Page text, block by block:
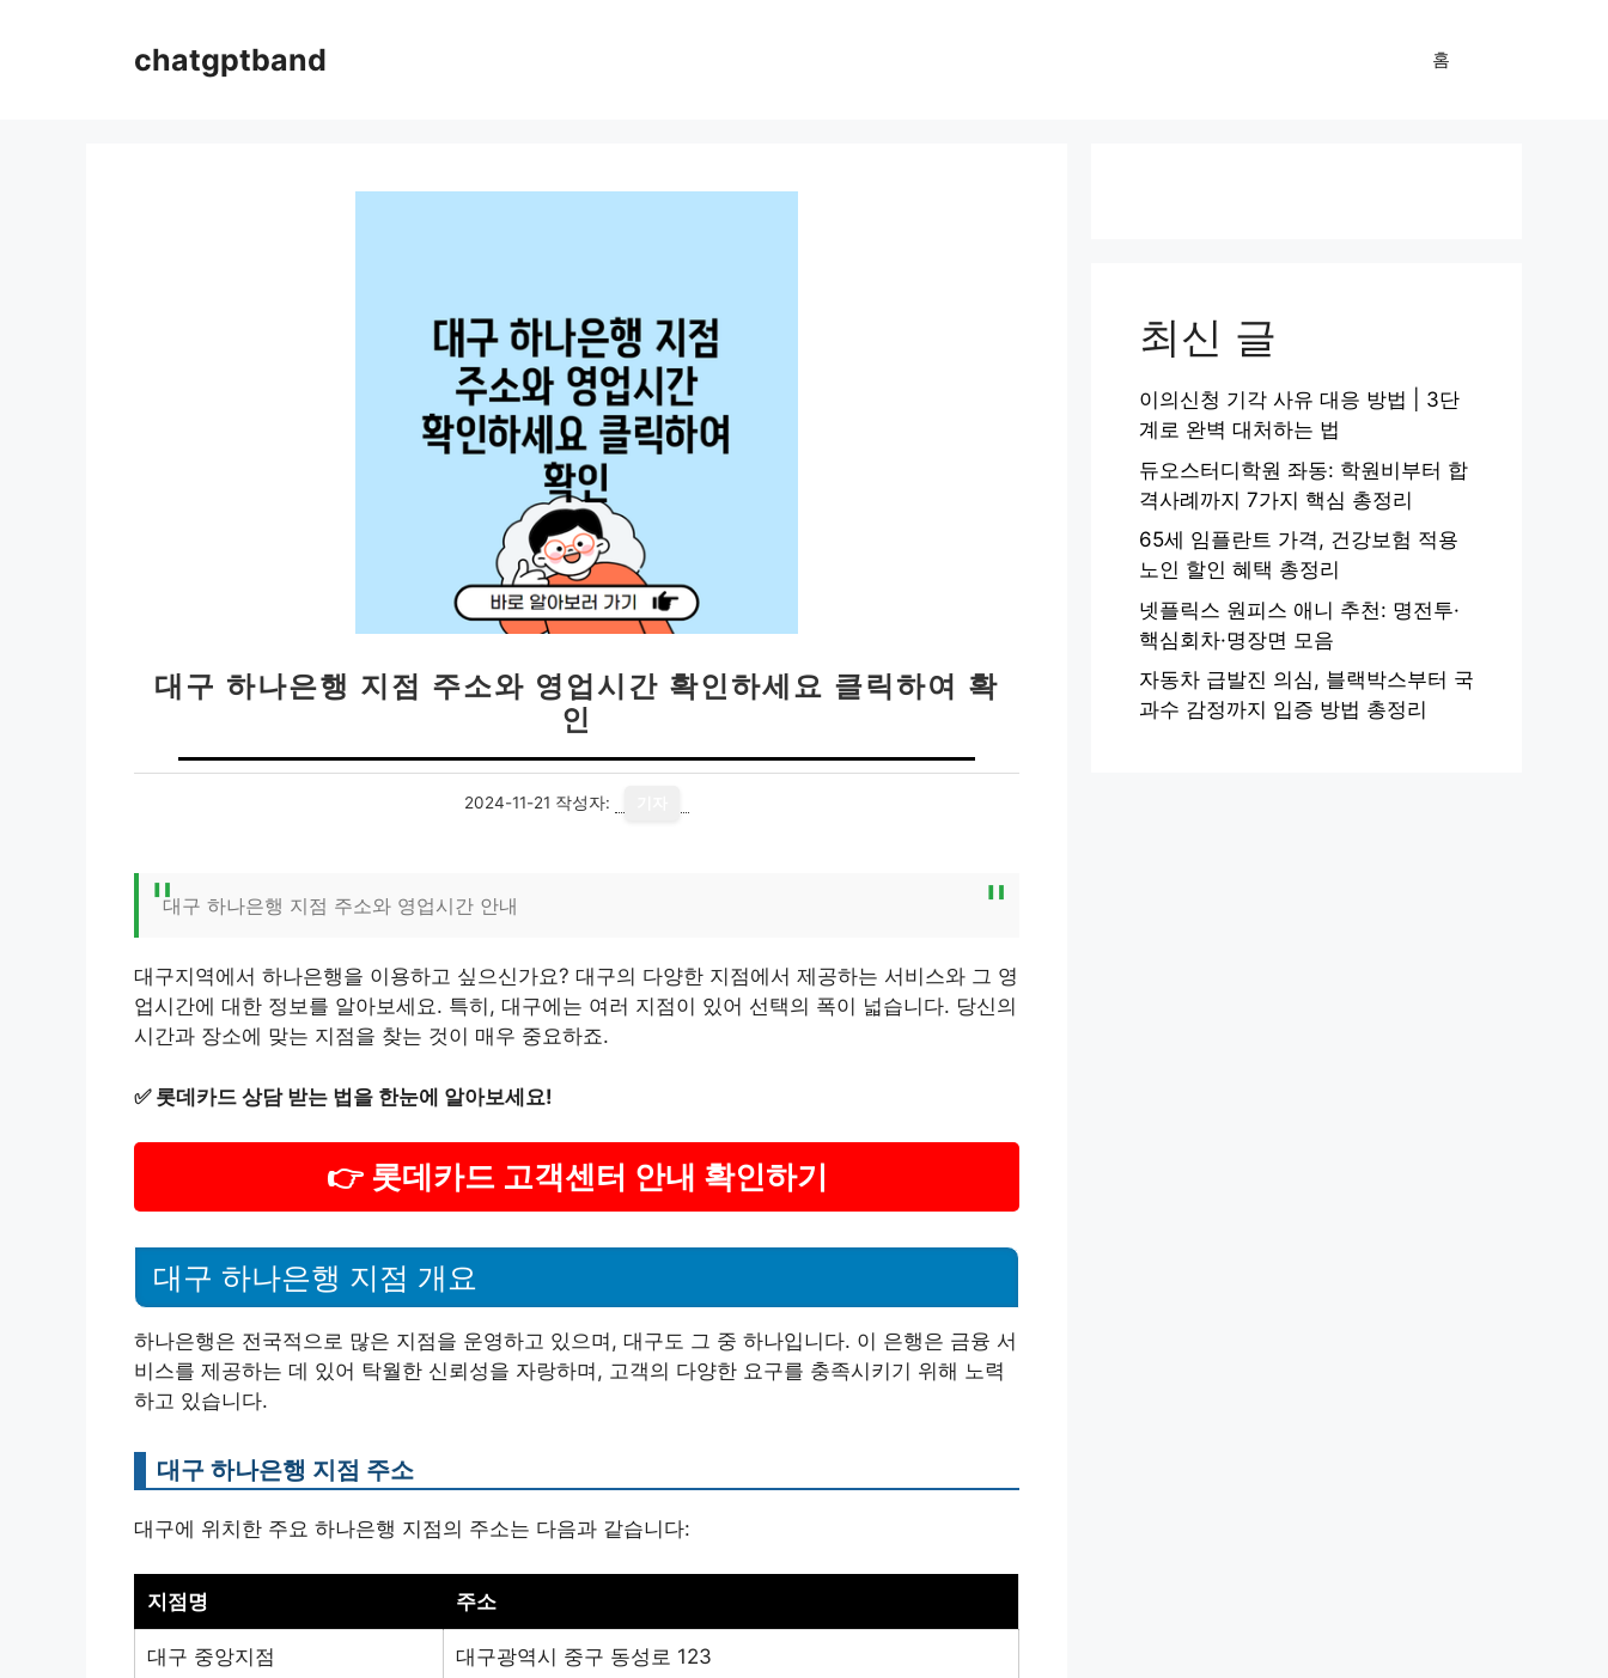
chatgptband 홈
대구 하나은행 지점 주소와 영업시간 확인하세요 클릭하여 확
인
2024-11-21 작성자:
대구 하나은행 지점 주소와 영업시간 안내
대구지역에서 하나은행을 이용하고 싶으신가요? 대구의 다양한 지점에서 제공하는 서비스와 그 영
업시간에 대한 정보를 알아보세요. 특히, 대구에는 여러 지점이 있어 선택의 폭이 넓습니다. 당신의
시간과 장소에 맞는 지점을 찾는 것이 매우 중요하죠.
✅ 롯데카드 상담 받는 법을 한눈에 알아보세요!
👉 롯데카드 고객센터 안내 확인하기
대구 하나은행 지점 개요
하나은행은 전국적으로 많은 지점을 운영하고 있으며, 대구도 그 중 하나입니다. 이 은행은 금융 서
비스를 제공하는 데 있어 탁월한 신뢰성을 자랑하며, 고객의 다양한 요구를 충족시키기 위해 노력
하고 있습니다.
대구 하나은행 지점 주소
대구에 위치한 주요 하나은행 지점의 주소는 다음과 같습니다:
지점명 주소
대구 중앙지점 대구광역시 중구 동성로 123
최신 글
이의신청 기각 사유 대응 방법 | 3단
계로 완벽 대처하는 법
듀오스터디학원 좌동: 학원비부터 합
격사례까지 7가지 핵심 총정리
65세 임플란트 가격, 건강보험 적용
노인 할인 혜택 총정리
넷플릭스 원피스 애니 추천: 명전투·
핵심회차·명장면 모음
자동차 급발진 의심, 블랙박스부터 국
과수 감정까지 입증 방법 총정리